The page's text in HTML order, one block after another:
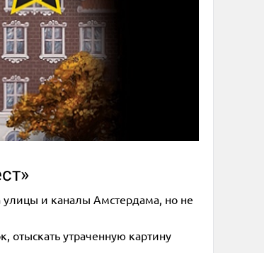
улицы и каналы Амстердама, но не
отыскать утраченную картину